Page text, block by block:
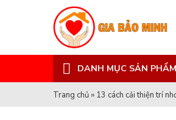
DANH MỤC SẢN PHẨM
Trang chủ » 13 cách cải thiện trí